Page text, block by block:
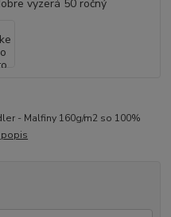
- Malfiny 160g/m2 so 100%